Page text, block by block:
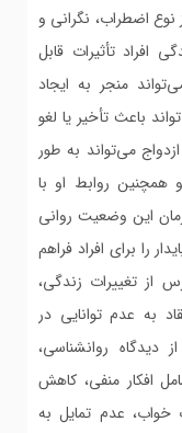
نوع اضطراب، نگرانی و
افراد تأثیرات قابل
منجر به ایجاد
باعث تأخیر یا لغو
می‌تواند به طور
روابط او با
این وضعیت روانی
را برای افراد فراهم
از تغییرات زندگی،
به عدم توانایی در
دیدگاه روانشناسی،
افکار منفی، کاهش
عدم تمایل به